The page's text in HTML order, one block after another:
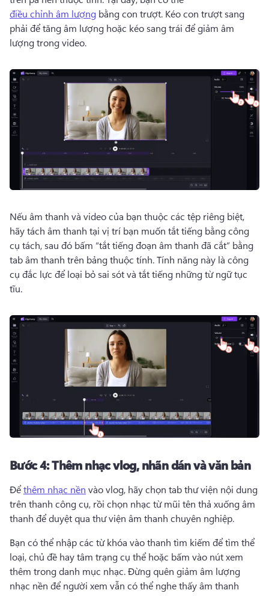
điều chỉnh âm lượng bằng con trượt. Kéo con trượt sang
phải để tăng âm lượng hoặc kéo sang trái để giảm âm
lượng trong video.
Nếu âm thanh và video của bạn thuộc các tệp riêng biệt,
hãy tách âm thanh tại vị trí bạn muốn tắt tiếng bằng công
cụ tách, sau đó bấm “tắt tiếng đoạn âm thanh đã cắt” bằng
tab âm thanh trên bảng thuộc tính. Tính năng này là công
cụ đắc lực để loại bỏ sai sót và tắt tiếng những từ ngữ tục
tĩu.
Bước 4:Thêm nhạc vlog, nhãn dán và văn bản
Để thêm nhạc nền vào vlog, hãy chọn tab thư viện nội dung
trên thanh công cụ, rồi chọn nhạc từ mũi tên thả xuống âm
thanh để duyệt qua thư viện âm thanh chuyên nghiệp.
Bạn có thể nhập các từ khóa vào thanh tìm kiếm để tìm thể
loại, chủ đề hay tâm trạng cụ thể hoặc bấm vào nút xem
thêm trong danh mục nhạc. Đừng quên giảm âm lượng
nhạc nền để người xem vẫn có thể nghe thấy âm thanh